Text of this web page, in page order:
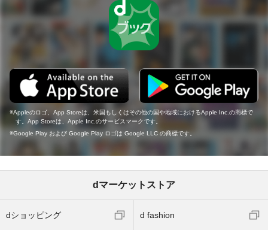
Appleのロゴ、App Storeは、米国もしくはその他の国や地域におけるApple Inc.の商標で
す。App Storeは、Apple Inc.のサービスマークです。
Google Play および Google Play ロゴは Google LLC の商標です。
dマーケットストア
dショッピング d fashion